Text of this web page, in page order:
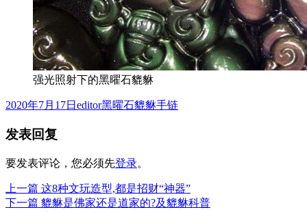
强光照射下的黑曜石貔貅
发
于
2020年7月17日 作
editor分
黑曜石貔貅手链
发表回复
要发表评论，您必须先登录。
文
上一篇 上
篇
这8种文玩造型,都是招财“神器”
下一篇 下
貔貅是佛家还是道家的?及貔貅科普